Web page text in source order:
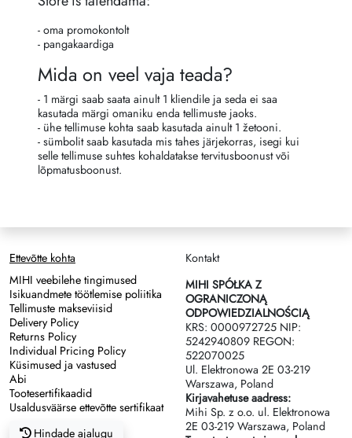
- oma promokontolt
- pangakaardiga
Mida on veel vaja teada?
- 1 märgi saab saata ainult 1 kliendile ja seda ei saa
kasutada märgi omaniku enda tellimuste jaoks.
- ühe tellimuse kohta saab kasutada ainult 1 žetooni.
- sümbolit saab kasutada mis tahes järjekorras, isegi kui
selle tellimuse suhtes kohaldatakse tervitusboonust või
lõpmatusboonust.
Ettevõtte kohta
MIHI veebilehe tingimused
Isikuandmete töötlemise poliitika
Tellimuste makseviisid
Delivery Policy
Returns Policy
Individual Pricing Policy
Küsimused ja vastused
Abi
Tootesertifikaadid
Usaldusväärse ettevõtte sertifikaat
Hindade ajalugu
Kontakt
MIHI SPÓŁKA Z
OGRANICZONĄ
ODPOWIEDZIALNOŚCIĄ
KRS: 0000972725 NIP:
5242940809 REGON:
522070025
Ul. Elektronowa 2Е 03-219
Warszawa, Poland
Kirjavahetuse aadress:
Mihi Sp. z o.o. ul. Elektronowa
2Е 03-219 Warszawa, Poland